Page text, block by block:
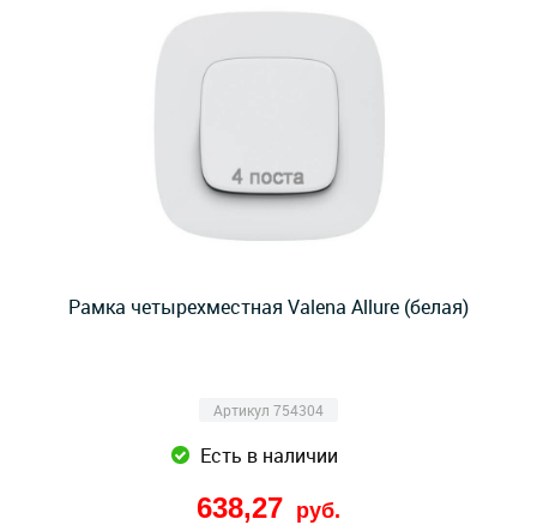
Рамка четырехместная Valena Allure (белая)
Артикул 754304
Есть в наличии
638,27 руб.